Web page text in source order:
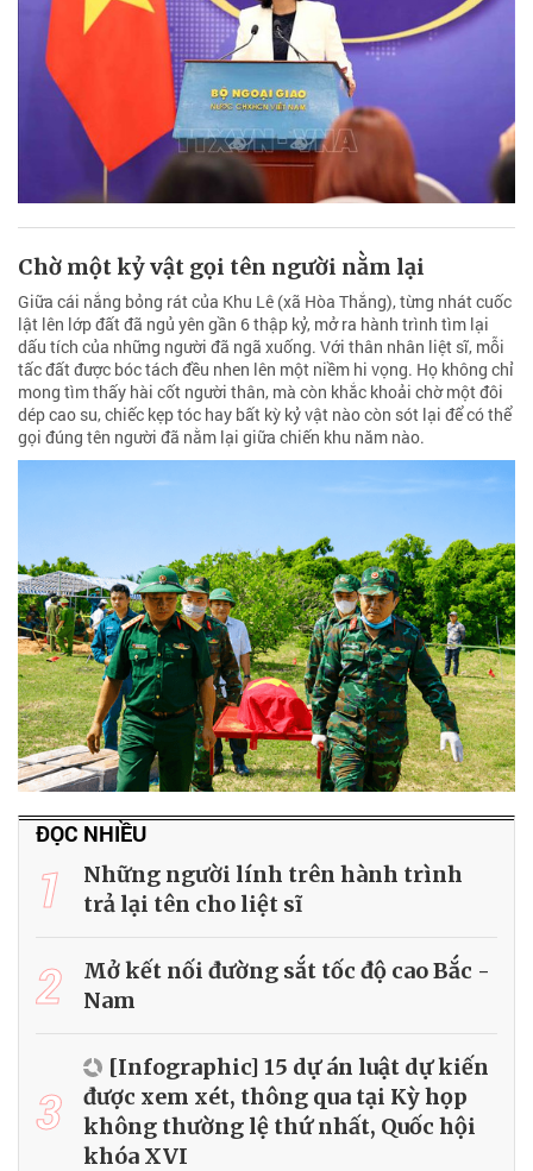
Chờ một kỷ vật gọi tên người nằm lại
Giữa cái nắng bỏng rát của Khu Lê (xã Hòa Thắng), từng nhát cuốc
lật lên lớp đất đã ngủ yên gần 6 thập kỷ, mở ra hành trình tìm lại
dấu tích của những người đã ngã xuống. Với thân nhân liệt sĩ, mỗi
tấc đất được bóc tách đều nhen lên một niềm hi vọng. Họ không chỉ
mong tìm thấy hài cốt người thân, mà còn khắc khoải chờ một đôi
dép cao su, chiếc kẹp tóc hay bất kỳ kỷ vật nào còn sót lại để có thể
gọi đúng tên người đã nằm lại giữa chiến khu năm nào.
ĐỌC NHIỀU
1
Những người lính trên hành trình
trả lại tên cho liệt sĩ
2
Mở kết nối đường sắt tốc độ cao Bắc -
Nam
3
[Infographic] 15 dự án luật dự kiến
được xem xét, thông qua tại Kỳ họp
không thường lệ thứ nhất, Quốc hội
khóa XVI